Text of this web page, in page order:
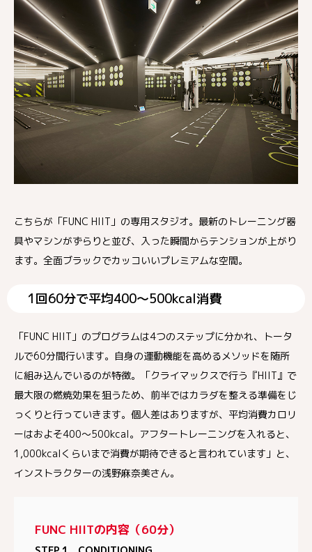
こちらが「FUNC HIIT」の専用スタジオ。最新のトレーニング器
具やマシンがずらりと並び、入った瞬間からテンションが上がり
ます。全面ブラックでカッコいいプレミアムな空間。
1回60分で平均400〜500kcal消費
「FUNC HIIT」のプログラムは4つのステップに分かれ、トータ
ルで60分間行います。自身の運動機能を高めるメソッドを随所
に組み込んでいるのが特徴。「クライマックスで行う『HIIT』で
最大限の燃焼効果を狙うため、前半ではカラダを整える準備をじ
っくりと行っていきます。個人差はありますが、平均消費カロリ
ーはおよそ400〜500kcal。アフタートレーニングを入れると、
1,000kcalくらいまで消費が期待できると言われています」と、
インストラクターの浅野麻奈美さん。
FUNC HIITの内容（60分）